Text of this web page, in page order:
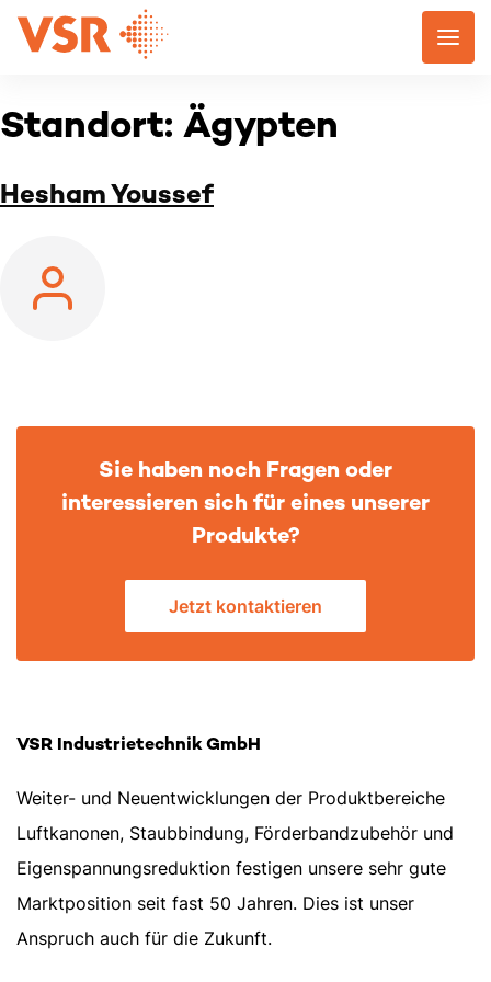
Skip
Standort: Ägypten
Hesham Youssef
Sie haben noch Fragen oder
interessieren sich für eines unserer
Produkte?
Jetzt kontaktieren
VSR Industrietechnik GmbH
Weiter- und Neuentwicklungen der Produktbereiche
Luftkanonen, Staubbindung, Förderbandzubehör und
Eigenspannungsreduktion festigen unsere sehr gute
Marktposition seit fast 50 Jahren. Dies ist unser
Anspruch auch für die Zukunft.